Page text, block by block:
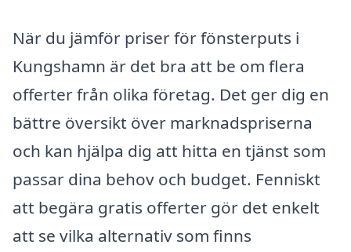
När du jämför priser för fönsterputs i
Kungshamn är det bra att be om flera
offerter från olika företag. Det ger dig en
bättre översikt över marknadspriserna
och kan hjälpa dig att hitta en tjänst som
passar dina behov och budget. Fenniskt
att begära gratis offerter gör det enkelt
att se vilka alternativ som finns